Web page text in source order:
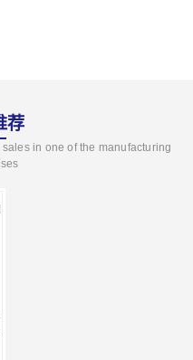
荐
in one of the manufacturing